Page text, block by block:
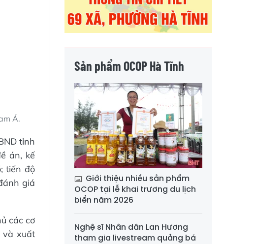
Á.
tỉnh
án, kế
tiến độ
giá
các cơ
và xuất
Sản phẩm OCOP Hà Tĩnh
Giới thiệu nhiều sản phẩm
OCOP tại lễ khai trương du lịch
biển năm 2026
Nghệ sĩ Nhân dân Lan Hương
tham gia livestream quảng bá